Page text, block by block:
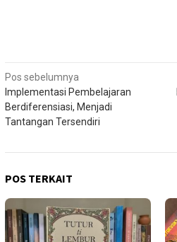
Navigasi
pos
Pos sebelumnya
Implementasi Pembelajaran
Berdiferensiasi, Menjadi
Tantangan Tersendiri
POS TERKAIT